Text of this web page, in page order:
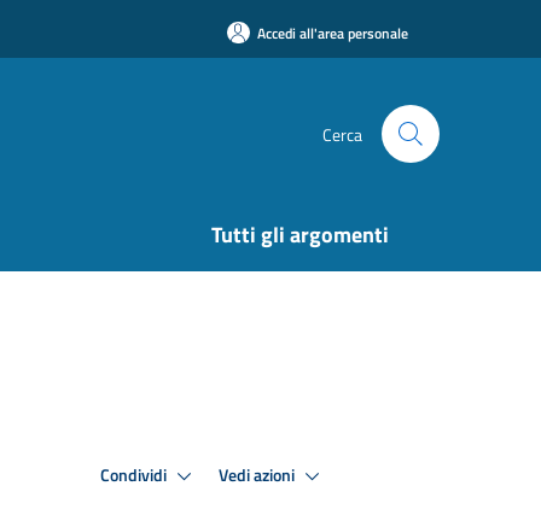
Accedi all'area personale
Cerca
Tutti gli argomenti
Condividi Vedi azioni